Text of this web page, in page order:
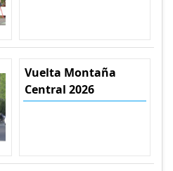
Vuelta Montaña
Central 2026